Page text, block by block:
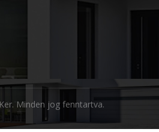
Minden jog fenntartva.